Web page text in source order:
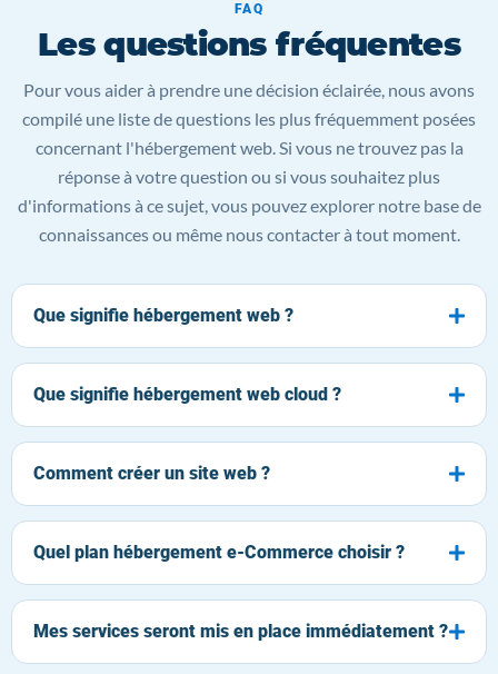
FAQ
Les questions fréquentes
Pour vous aider à prendre une décision éclairée, nous avons
compilé une liste de questions les plus fréquemment posées
concernant l'hébergement web. Si vous ne trouvez pas la
réponse à votre question ou si vous souhaitez plus
d'informations à ce sujet, vous pouvez explorer notre base de
connaissances ou même nous contacter à tout moment.
Que signifie hébergement web ?
Que signifie hébergement web cloud ?
Comment créer un site web ?
Quel plan hébergement e-Commerce choisir ?
Mes services seront mis en place immédiatement ?